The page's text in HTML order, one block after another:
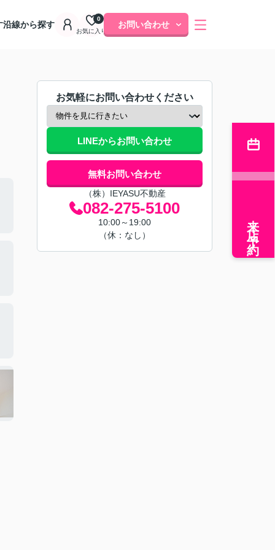
沿線から探す
お気に入り
0
お問い合わせ
お気軽にお問い合わせください
LINEからお問い合わせ
無料お問い合わせ
（株）IEYASU不動産
082-275-5100
10:00～19:00
（休：なし）
来店予約